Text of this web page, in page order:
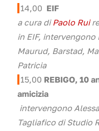
14,00 EIF
a cura di Paolo Rui
in EIF, intervengono
Maurud, Barstad,
Patricia
15,00 REBIGO, 10
amicizia
intervengono
Tagliafico di Studio